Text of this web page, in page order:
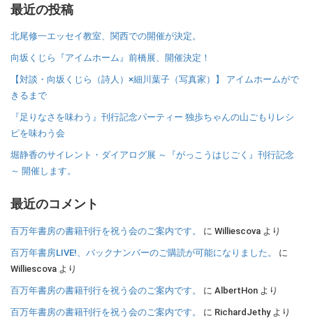
最近の投稿
北尾修一エッセイ教室、関西での開催が決定。
向坂くじら『アイムホーム』前橋展、開催決定！
【対談・向坂くじら（詩人）×細川葉子（写真家）】 アイムホームがで
きるまで
『足りなさを味わう』刊行記念パーティー 独歩ちゃんの山ごもりレシ
ピを味わう会
堀静香のサイレント・ダイアログ展 ～『がっこうはじごく』刊行記念
～ 開催します。
最近のコメント
百万年書房の書籍刊行を祝う会のご案内です。 に Williescova より
百万年書房LIVE!、バックナンバーのご購読が可能になりました。
に
Williescova より
百万年書房の書籍刊行を祝う会のご案内です。 に AlbertHon より
百万年書房の書籍刊行を祝う会のご案内です。 に RichardJethyより